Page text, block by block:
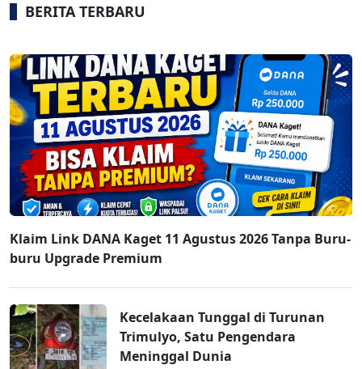
BERITA TERBARU
Klaim Link DANA Kaget 11 Agustus 2026 Tanpa Buru-
buru Upgrade Premium
Kecelakaan Tunggal di Turunan
Trimulyo, Satu Pengendara
Meninggal Dunia